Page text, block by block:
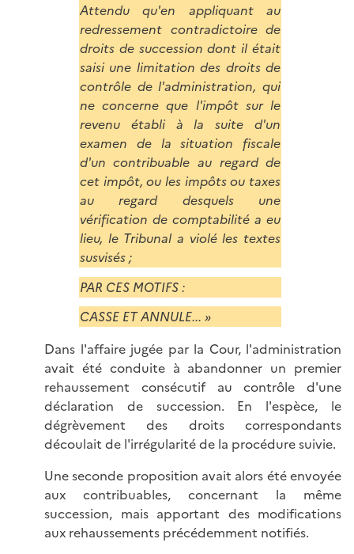
Attendu qu'en appliquant au
redressement contradictoire de
droits de succession dont il était
saisi une limitation des droits de
contrôle de l'administration, qui
ne concerne que l'impôt sur le
revenu établi à la suite d'un
examen de la situation fiscale
d'un contribuable au regard de
cet impôt, ou les impôts ou taxes
au regard desquels une
vérification de comptabilité a eu
lieu, le Tribunal a violé les textes
susvisés ;
PAR CES MOTIFS :
CASSE ET ANNULE... »
Dans l'affaire jugée par la Cour, l'administration
avait été conduite à abandonner un premier
rehaussement consécutif au contrôle d'une
déclaration de succession. En l'espèce, le
dégrèvement des droits correspondants
découlait de l'irrégularité de la procédure suivie.
Une seconde proposition avait alors été envoyée
aux contribuables, concernant la même
succession, mais apportant des modifications
aux rehaussements précédemment notifiés.